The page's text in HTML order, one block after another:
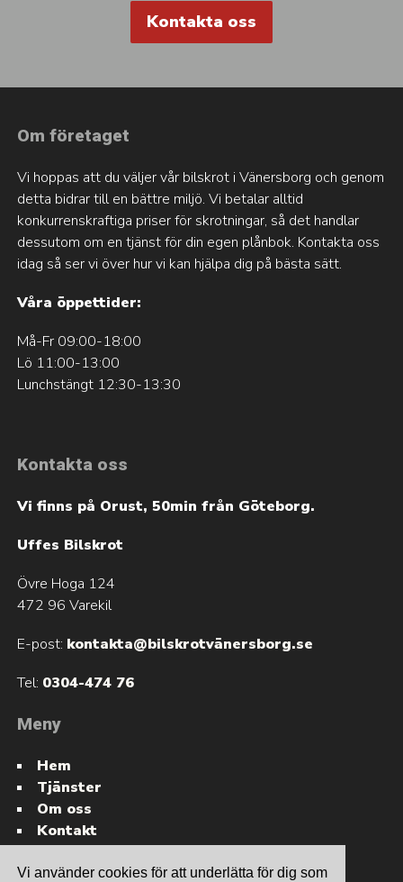
Vi använder cookies för att underlätta för dig som
Kontakta oss
Om företaget
Vi hoppas att du väljer vår bilskrot i Vänersborg och genom
detta bidrar till en bättre miljö. Vi betalar alltid
konkurrenskraftiga priser för skrotningar, så det handlar
dessutom om en tjänst för din egen plånbok. Kontakta oss
idag så ser vi över hur vi kan hjälpa dig på bästa sätt.
Våra öppettider:
Må-Fr 09:00-18:00
Lö 11:00-13:00
Lunchstängt 12:30-13:30
Kontakta oss
Vi finns på Orust, 50min från Göteborg.
Uffes Bilskrot
Övre Hoga 124
472 96 Varekil
E-post: kontakta@bilskrotvänersborg.se
Tel: 0304-474 76
Meny
Hem
Tjänster
Om oss
Kontakt